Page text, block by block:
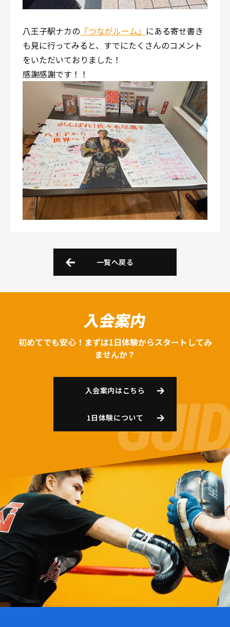
八王子駅ナカの 『つながルーム』 にある寄せ書き
も見に行ってみると、すでにたくさんのコメント
をいただいておりました！
感謝感謝です！！
一覧へ戻る
入会案内
初めてでも安心！まずは1日体験からスタートしてみ
ませんか？
入会案内はこちら
1日体験について